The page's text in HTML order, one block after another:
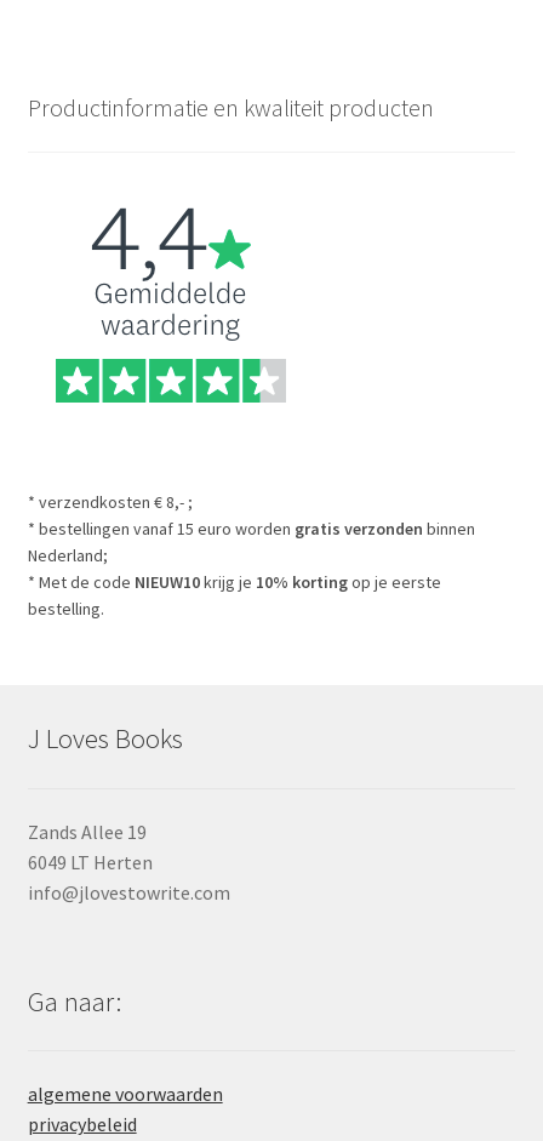
Productinformatie en kwaliteit producten
* verzendkosten € 8,- ;
* bestellingen vanaf 15 euro worden gratis verzonden binnen
Nederland;
* Met de code NIEUW10krijg je 10% kortingop je eerste
bestelling.
J Loves Books
Zands Allee 19
6049 LT Herten
info@jlovestowrite.com
Ga naar:
algemene voorwaarden
privacybeleid